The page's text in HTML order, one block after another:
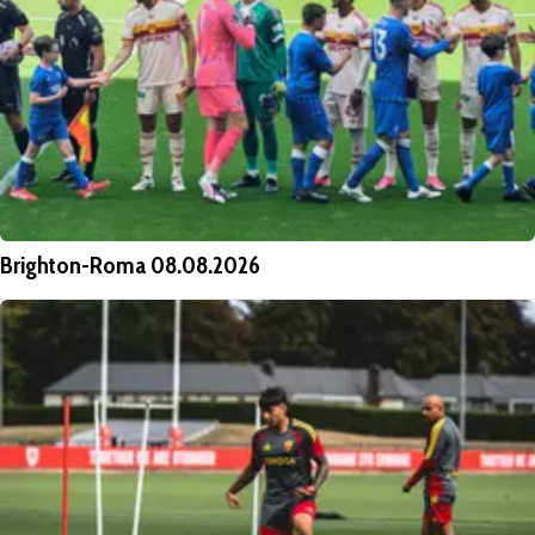
Brighton-Roma 08.08.2026